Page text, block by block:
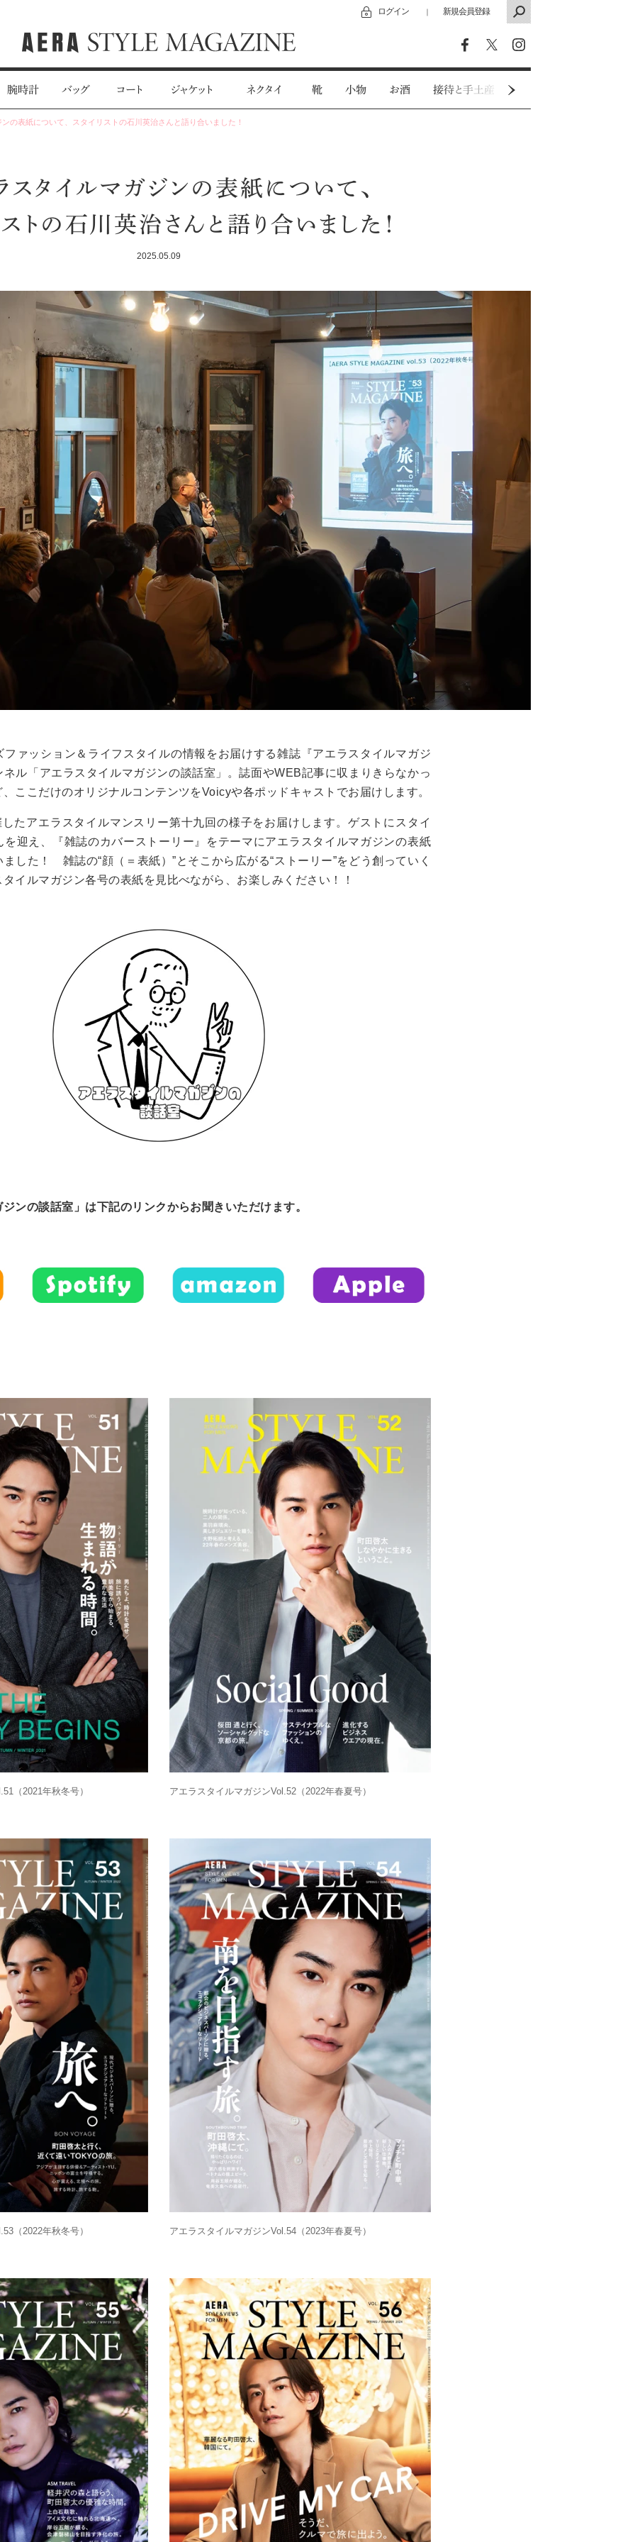
ログイン ｜ 新規会員登録
腕時計 バッグ コート ジャケット ネクタイ 靴 小物 お酒 接待と手土産
の表紙について、スタイリストの石川英治さんと語り合いました！
スタイルマガジンの表紙について、
ストの石川英治さんと語り合いました！
2025.05.09
ファッション＆ライフスタイルの情報をお届けする雑誌『アエラスタイルマガジ
ネル 「アエラスタイルマガジンの談話室」
。誌面やWEB記事に収まりきらなかっ
ここだけのオリジナルコンテンツをVoicyや各ポッドキャストでお届けします。
したアエラスタイルマンスリー第十九回の様子をお届けします。ゲストにスタイ
を迎え、『雑誌のカバーストーリー』をテーマにアエラスタイルマガジンの表紙
した！ 雑誌の“顔（＝表紙）”とそこから広がる“ストーリー”をどう創っていく
ルマガジン各号の表紙を見比べながら、お楽しみください！！
ジンの談話室」は下記のリンクからお聞きいただけます。
（2021年秋冬号） アエラスタイルマガジンVol.52（2022年春夏号）
（2022年秋冬号） アエラスタイルマガジンVol.54（2023年春夏号）